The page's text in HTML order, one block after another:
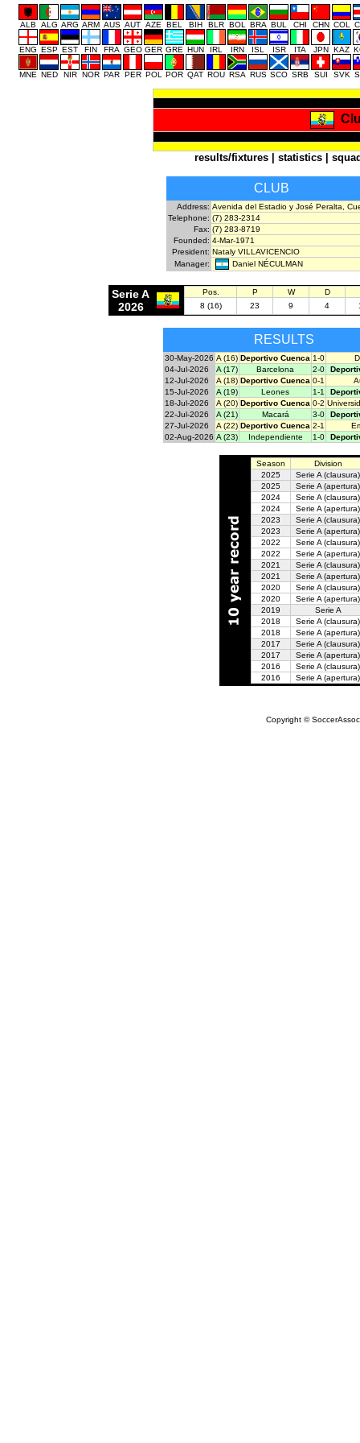
ALB ALG ARG ARM AUS AUT AZE BEL BIH BLR BOL BRA BUL CHI CHN COL
ENG ESP EST FIN FRA GEO GER GRE HUN IRL IRN ISL ISR ITA JPN KAZ
MNE NED NIR NOR PAR PER POL POR QAT ROU RSA RUS SCO SRB SUI SVK
results/fixtures| statistics|
CLUB
Address: Avenida del Estadio y José Peralta,
Telephone: (7) 283-2314
Fax: (7) 283-8719
Founded: 4-Mar-1971
President: Nataly VILLAVICENCIO
Manager:
Daniel NÉCULMAN
Serie A
2026
Pos. P W
D
8 (16)
23 9 4
RESULTS
30-May-2026 A (16) Deportivo Cuenca 1-0
04-Jul-2026
A (17) Barcelona 2-0
12-Jul-2026
A (18) Deportivo Cuenca 0-1
15-Jul-2026
A (19) Leones 1-1
18-Jul-2026
A (20) Deportivo Cuenca 0-2
22-Jul-2026
A (21) Macará 3-0
27-Jul-2026
A (22) Deportivo Cuenca 2-1
02-Aug-2026 A (23) Independiente 1-0
Season
Division
2025
Serie A(clausura)
2025
Serie A(apertura)
2024
Serie A(clausura)
2024
Serie A(apertura)
2023
Serie A(clausura)
2023
Serie A(apertura)
2022
Serie A(clausura)
2022
Serie A(apertura)
2021
Serie A(clausura)
2021
Serie A(apertura)
2020
Serie A(clausura)
2020
Serie A(apertura)
2019
Serie A
2018
Serie A(clausura)
2018
Serie A(apertura)
2017
Serie A(clausura)
2017
Serie A(apertura)
2016
Serie A(clausura)
2016
Serie A(apertura)
Copyright ©